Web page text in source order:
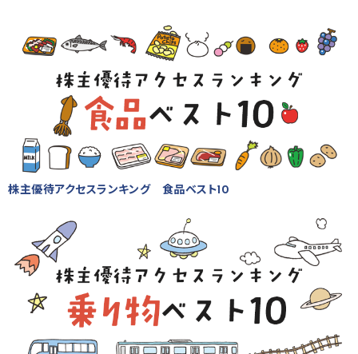
株主優待アクセスランキング 食品ベスト10